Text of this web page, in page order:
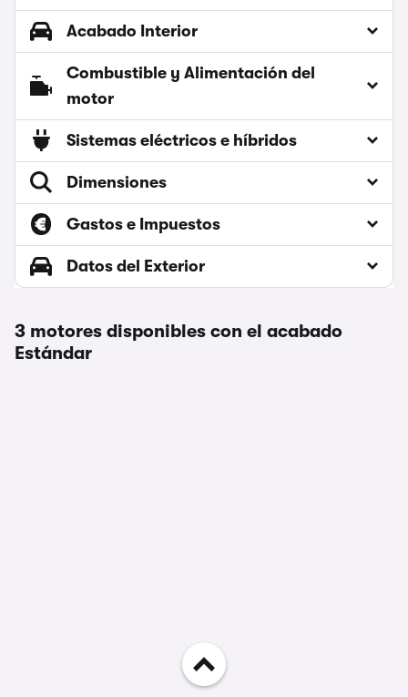
Acabado Interior
Combustible y Alimentación del
motor
Sistemas eléctricos e híbridos
Dimensiones
Gastos e Impuestos
Datos del Exterior
3 motores disponibles con el acabado
Estándar